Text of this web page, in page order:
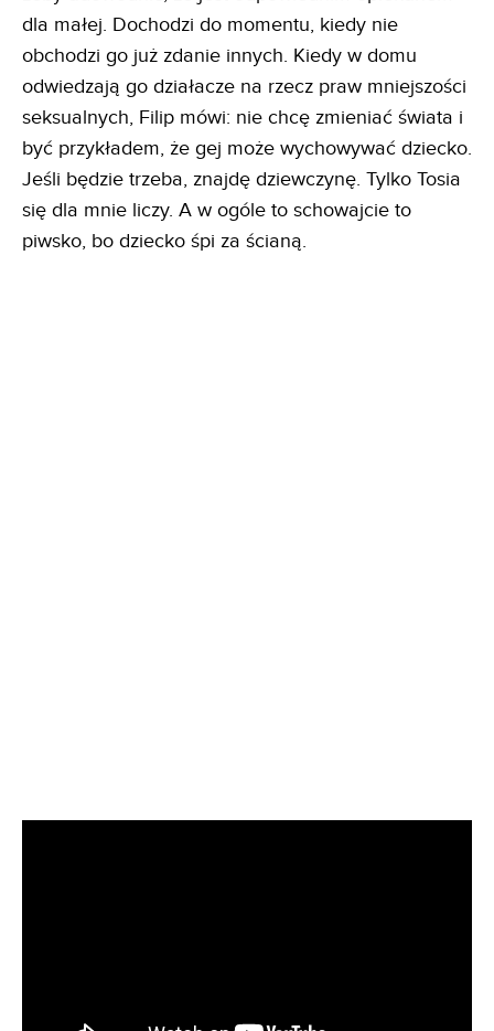
drugiej trzyma dziecko. Porusza niebo i ziemię,
żeby udowodnić, że jest odpowiednim opiekunem
dla małej. Dochodzi do momentu, kiedy nie
obchodzi go już zdanie innych. Kiedy w domu
odwiedzają go działacze na rzecz praw mniejszości
seksualnych, Filip mówi: nie chcę zmieniać świata i
być przykładem, że gej może wychowywać dziecko.
Jeśli będzie trzeba, znajdę dziewczynę. Tylko Tosia